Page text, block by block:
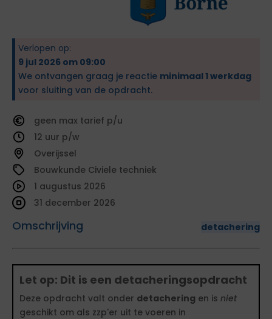
Verlopen op:
9 jul 2026 om 09:00
We ontvangen graag je reactie minimaal 1 werkdag
voor sluiting van de opdracht.
geen
tarief
12
Overijssel
Bouwkunde Civiele techniek
Omschrijving detachering
1 augustus 2026
31 december 2026
Let op: Dit is een detacheringsopdracht
Deze opdracht valt onder detachering en is niet
geschikt om als zzp'er uit te voeren in